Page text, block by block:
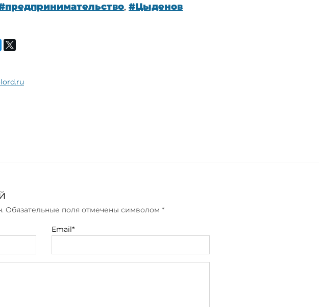
, #Цыденов
Обязательные поля отмечены символом *
Email*